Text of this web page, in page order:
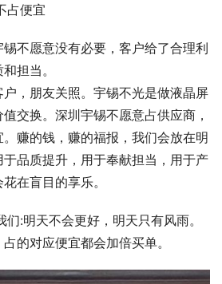
占便宜
不愿意没有必要，客户给了合理利
担当。
，朋友关照。宇锡不光是做液晶屏
交换。深圳宇锡不愿意占供应商，
赚的钱，赚的福报，我们会放在明
品质提升，用于奉献担当，用于产
在盲目的享乐。
:明天不会更好，明天只有风雨。
的对应便宜都会加倍买单。